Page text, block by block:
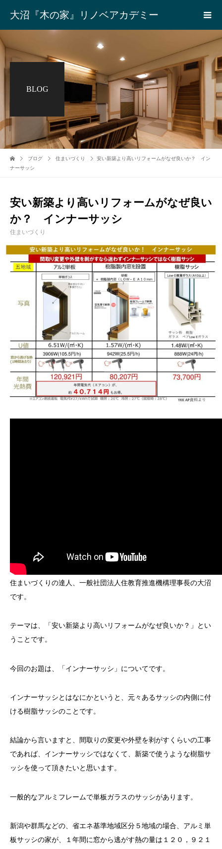
大沼『木の家』リノベアカデミー
BLOG
ブログ 住まいづくり
安い新築より高いリフォームがなぜ良いか？ イン
ナーサッシ
安い新築より高いリフォームがなぜ良い
か？ インナーサッシ
住まいづくり
住まいづくりの達人、一般社団法人住教育推進機構理事長の大沼
です。
テーマは、「安い新築より高いリフォームがなぜ良いか？」とい
うことです。
今回のお題は、「インナーサッシ」についてです。
インナーサッシとはなにかというと、元々あるサッシの内側に付
ける樹脂サッシのことです。
結論から言いますと、間取りの変更や外壁を剥がすくらいの工事
であれば、インナーサッシではなくて、新築で使うような樹脂サ
ッシを使って頂きたいと思います。
一般的なアルミフレームで単板ガラスのサッシがあります。
新潟や群馬などの、省エネ基準地域区分５地域の場合、アルミ単
板サッシの家が、１年間に窓から逃がす熱の量は１２０，９２１